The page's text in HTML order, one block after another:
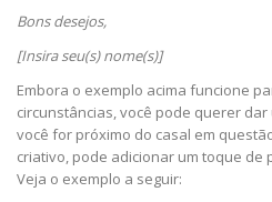
Bons desejos,
[Insira seu(s) nome(s)]
Embora o exemplo acima funcione
circunstâncias, você pode querer
você for próximo do casal em
criativo, pode adicionar um toque de
Veja o exemplo a seguir: